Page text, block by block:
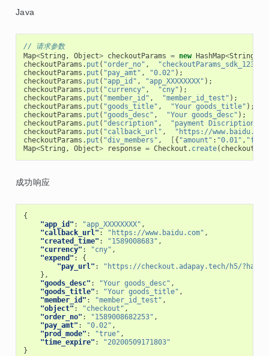
Java
// 请求参数
Map<String , Object> checkoutParams = new HashMap<String
checkoutParams . put ( "order_no" ,
checkoutParams . put ( "pay_amt" , "0.02" );
checkoutParams . put ( "app_id" , "app_XXXXXXXX" );
checkoutParams . put ( "currency" , "cny" );
checkoutParams . put ( "member_id" , "member_id_test" );
checkoutParams . put ( "goods_title" , "Your goods_title" );
checkoutParams . put ( "goods_desc" , "Your goods_desc" );
checkoutParams . put ( "description" , "payment Discription"
checkoutParams . put ( "callback_url" ,
"https://
checkoutParams . put ( "div_members" , { "amount" : "0.01" ,
Map<String , Object> response = Checkout . create(
成功响应
{
"app_id" : "app_XXXXXXXX" ,
"callback_url" : "https://www.baidu.com" ,
"created_time" : "1589008683" ,
"currency" : "cny" ,
"expend" :
{
"pay_url" :
"https://checkout.adapay.tech/h5/
},
"goods_desc" : "Your goods_desc" ,
"goods_title" : "Your goods_title" ,
"member_id" : "member_id_test" ,
"object" : "checkout" ,
"order_no" : "1589008682253" ,
"pay_amt" : "0.02" ,
"prod_mode" : "true" ,
"time_expire" :
"20200509171803"
}